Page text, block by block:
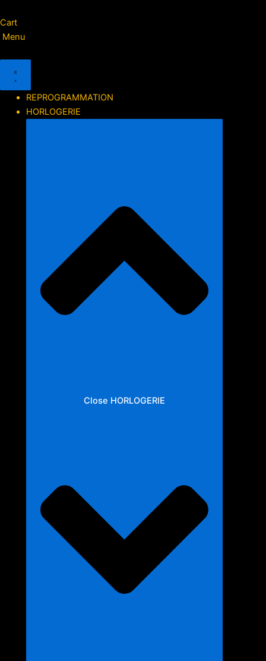
Cart
Menu
REPROGRAMMATION
HORLOGERIE
Close HORLOGERIE